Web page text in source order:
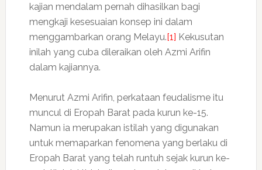
kajian mendalam pernah dihasilkan bagi
mengkaji kesesuaian konsep ini dalam
menggambarkan orang Melayu.[1] Kekusutan
inilah yang cuba dileraikan oleh Azmi Arifin
dalam kajiannya.
Menurut Azmi Arifin, perkataan feudalisme itu
muncul di Eropah Barat pada kurun ke-15.
Namun ia merupakan istilah yang digunakan
untuk memaparkan fenomena yang berlaku di
Eropah Barat yang telah runtuh sejak kurun ke-